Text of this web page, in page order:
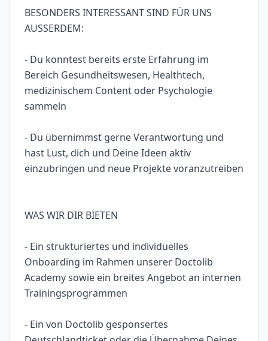
BESONDERS INTERESSANT SIND FÜR UNS
AUSSERDEM:
- Du konntest bereits erste Erfahrung im
Bereich Gesundheitswesen, Healthtech,
medizinischem Content oder Psychologie
sammeln
- Du übernimmst gerne Verantwortung und
hast Lust, dich und Deine Ideen aktiv
einzubringen und neue Projekte voranzutreiben
WAS WIR DIR BIETEN
- Ein strukturiertes und individuelles
Onboarding im Rahmen unserer Doctolib
Academy sowie ein breites Angebot an internen
Trainingsprogrammen
- Ein von Doctolib gesponsertes